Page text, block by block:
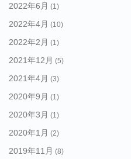
2022年6月 (1)
2022年4月 (10)
2022年2月 (1)
2021年12月 (5)
2021年4月 (3)
2020年9月 (1)
2020年3月 (1)
2020年1月 (2)
2019年11月 (8)